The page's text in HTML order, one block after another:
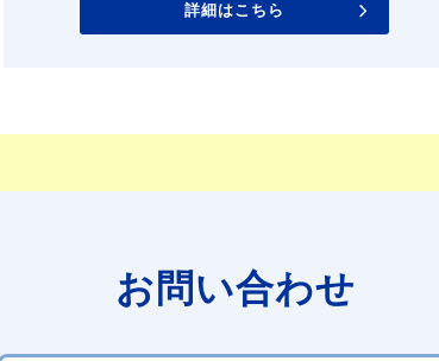
詳細はこちら
お問い合わせ